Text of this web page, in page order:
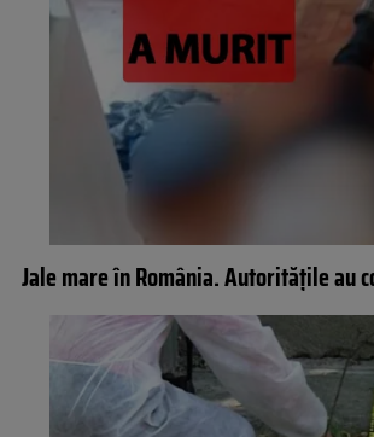
Jale mare în România. Autoritățile au